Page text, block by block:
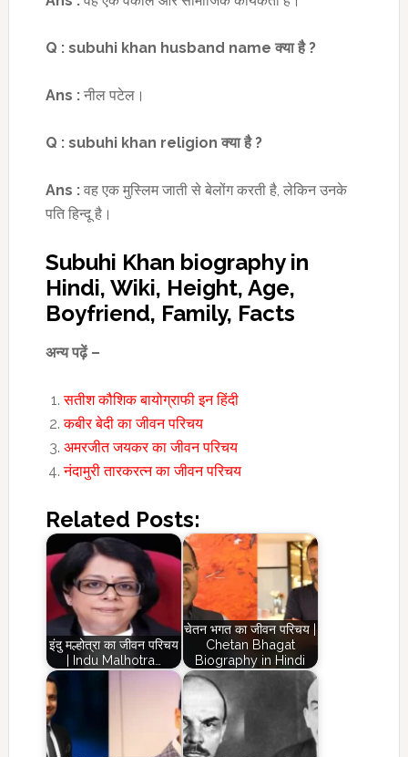
Q : subuhi khan husband name क्या है ?
Ans :नील पटेल।
Q : subuhi khan religion क्या है ?
Ans :वह एक मुस्लिम जाती से बेलोंग करती है, लेकिन उनके
पति हिन्दू है।
Subuhi Khan biography in
Hindi, Wiki, Height, Age,
Boyfriend, Family, Facts
अन्य पढ़ें –
सतीश कौशिक बायोग्राफी इन हिंदी
कबीर बेदी का जीवन परिचय
अमरजीत जयकर का जीवन परिचय
नंदामुरी तारकरत्न का जीवन परिचय
Related Posts:
इंदु मल्होत्रा का जीवन परिचय
| Indu Malhotra…
चेतन भगत का जीवन परिचय |
Chetan Bhagat
Biography in Hindi